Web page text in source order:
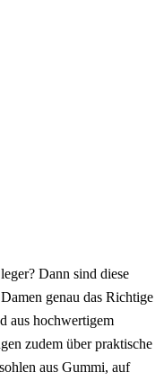
Dann sind diese
genau das Richtige
aus hochwertigem
zudem über praktische
aus Gummi, auf